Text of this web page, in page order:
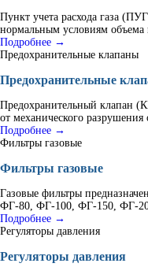
Пункт учета расхода газа
нормальным условиям объема
Подробнее →
Предохранительные клапаны
Предохранительные
Предохранительный
от механического разрушения
Подробнее →
Фильтры газовые
Фильтры газовые
Газовые фильтры
ФГ-80, ФГ-100, ФГ-150, ФГ-
Подробнее →
Регуляторы давления
Регуляторы давления